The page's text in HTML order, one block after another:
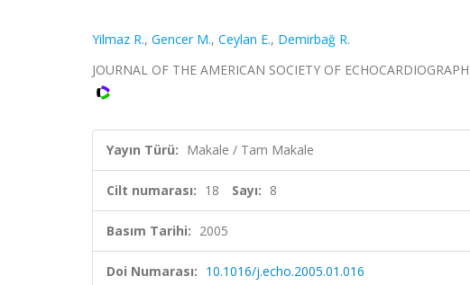
Yilmaz R., Gencer M., Ceylan E., Demirbağ R.
JOURNAL OF THE AMERICAN SOCIETY OF
Yayın Türü: Makale / Tam Makale
Cilt numarası: 18 Sayı: 8
Basım Tarihi: 2005
Doi Numarası: 10.1016/j.echo.2005.01.016